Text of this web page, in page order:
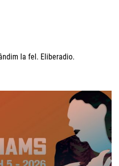
la fel. Eliberadio.